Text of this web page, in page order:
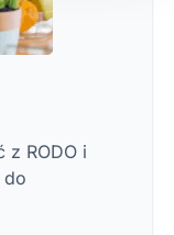
z RODO i
do